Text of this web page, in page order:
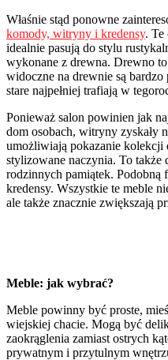
Właśnie stąd ponowne
komody, witryny i kredensy. Te
idealnie pasują do stylu
wykonane z drewna. Drewno
widoczne na drewnie są bardzo
stare najpełniej trafiają w
Ponieważ salon powinien jak
dom osobach, witryny zyskały
umożliwiają pokazanie
stylizowane naczynia. To także
rodzinnych pamiątek. Podobną
kredensy. Wszystkie te meble
ale także znacznie zwiększają
Meble: jak wybrać?
Meble powinny być proste,
wiejskiej chacie. Mogą być
zaokrąglenia zamiast ostrych
prywatnym i przytulnym